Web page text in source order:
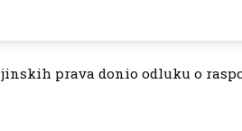
prava donio odluku o